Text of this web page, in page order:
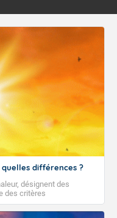
différences ?
désignent des
des critères
épisodes de chaleur qui
économiques